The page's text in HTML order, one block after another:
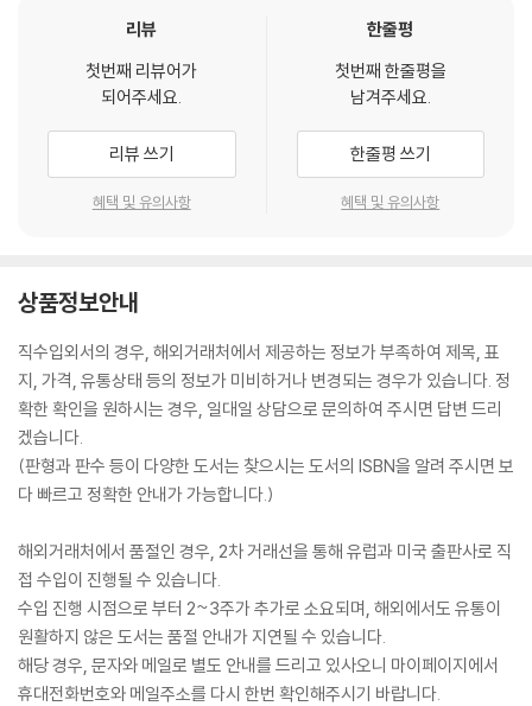
리뷰
첫번째 리뷰어가
되어주세요.
리뷰 쓰기
혜택 및 유의사항
한줄평
첫번째 한줄평을
남겨주세요.
한줄평 쓰기
혜택 및 유의사항
상품정보안내
직수입외서의 경우, 해외거래처에서 제공하는 정보가 부족하여 제목, 표
지, 가격, 유통상태 등의 정보가 미비하거나 변경되는 경우가 있습니다. 정
확한 확인을 원하시는 경우, 일대일 상담으로 문의하여 주시면 답변 드리
겠습니다.
(판형과 판수 등이 다양한 도서는 찾으시는 도서의 ISBN을 알려 주시면 보
다 빠르고 정확한 안내가 가능합니다.)
해외거래처에서 품절인 경우, 2차 거래선을 통해 유럽과 미국 출판사로 직
접 수입이 진행될 수 있습니다.
수입 진행 시점으로 부터 2~3주가 추가로 소요되며, 해외에서도 유통이
원활하지 않은 도서는 품절 안내가 지연될 수 있습니다.
해당 경우, 문자와 메일로 별도 안내를 드리고 있사오니 마이페이지에서
휴대전화번호와 메일주소를 다시 한번 확인해주시기 바랍니다.